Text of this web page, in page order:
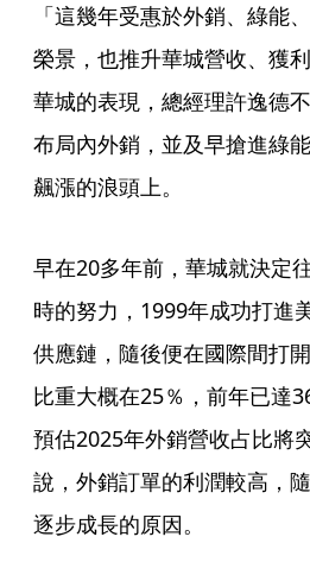
「這幾年受惠於外銷、綠能
榮景，也推升華城營收、獲
華城的表現，總經理許逸德
布局內外銷，並及早搶進綠
飆漲的浪頭上。
早在20多年前，華城就決定
時的努力，1999年成功打進
供應鏈，隨後便在國際間打
比重大概在25％，前年已達
預估2025年外銷營收占比將
說，外銷訂單的利潤較高，
逐步成長的原因。